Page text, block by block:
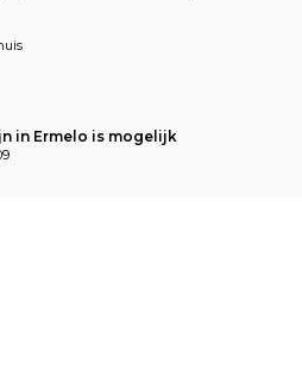
in Ermelo is mogelijk